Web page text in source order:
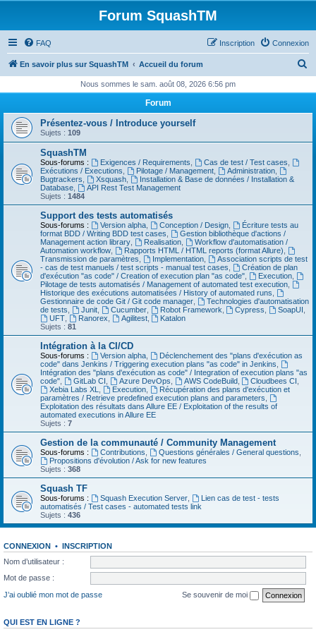
Forum SquashTM
FAQ Connexion
Inscription
En savoir plus sur SquashTM Accueil du forum
h
Nous sommes le sam. août 08, 2026 6:56 pm
Forum
Présentez-vous / Introduce yourself
Sujets : 109
SquashTM
Sous-forums : Exigences / Requirements Cas de test / Test cases
Exécutions / Executions
Pilotage / Management, Administration,
Bugtrackers
Xsquash,
Installation & Base de données / Installation &
Database
API Rest Test Management
Sujets : 1484
Support des tests automatisés
Sous-forums : Version alpha, Conception / Design,
Écriture tests au
format BDD / Writing BDD test cases
Gestion bibliothèque d'actions /
Management action library
Realisation,
Workflow d'automatisation /
Automation workflow
Rapports HTML / HTML reports (format Allure)
Transmission de paramètres
Implementation,
Association scripts de test
- cas de test manuels / test scripts - manual test cases
Création de plan
d'exécution "as code" / Creation of execution plan "as code"
Execution,
Pilotage de tests automatisés / Management of automated test execution
Historique des exécutions automatisées / History of automated runs
Gestionnaire de code Git / Git code manager
Technologies d'automatisation
de tests
Junit, Cucumber, Robot Framework Cypress SoapUI
UFT, Ranorex Agilitest,
Katalon
Sujets : 81
Intégration à la CI/CD
Sous-forums : Version alpha,
Déclenchement des "plans d'exécution as
code" dans Jenkins / Triggering execution plans "as code" in Jenkins
Intégration des "plans d'exécution as code" / Integration of execution plans "as
code"
GitLab CI Azure DevOps AWS CodeBuild, Cloudbees CI
Xebia Labs XL
Execution,
Récupération des plans d'exécution et
paramètres / Retrieve predefined execution plans and parameters
Exploitation des résultats dans Allure EE / Exploitation of the results of
automated executions in Allure EE
Sujets : 7
Gestion de la communauté / Community Management
Sous-forums : Contributions Questions générales / General questions
Propositions d'évolution / Ask for new features
Sujets : 368
Squash TF
Sous-forums : Squash Execution Server,
Lien cas de test - tests
automatisés / Test cases - automated tests link
Sujets : 436
CONNEXION • INSCRIPTION
Nom d’utilisateur :
Mot de passe :
J’ai oublié mon mot de passe
Se souvenir de moi
QUI EST EN LIGNE ?